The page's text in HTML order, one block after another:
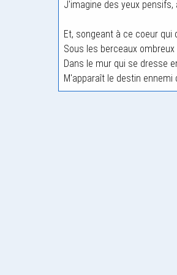
J'imagine des yeux pensifs,
Et, songeant à ce coeur qui
Sous les berceaux
Dans le mur qui se dresse
M'apparaît le destin ennemi